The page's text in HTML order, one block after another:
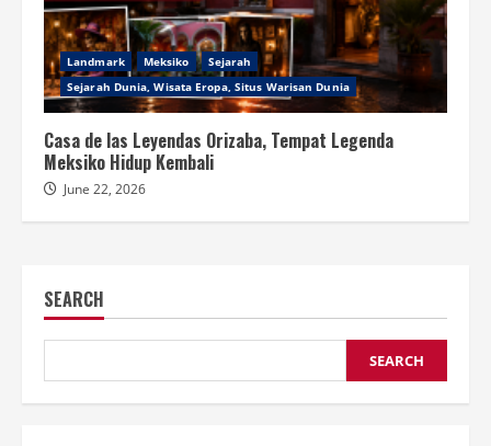
Landmark Meksiko
Sejarah
Sejarah Dunia, Wisata Eropa, Situs Warisan Dunia
Casa de las Leyendas Orizaba, Tempat Legenda
Meksiko Hidup Kembali
June 22, 2026
SEARCH
SEARCH